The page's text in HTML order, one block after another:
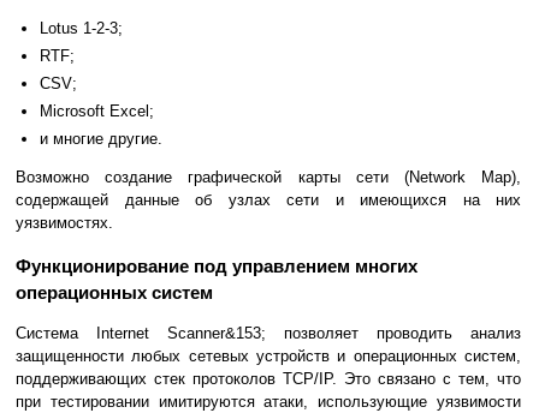
Lotus 1-2-3;
RTF;
CSV;
Microsoft Excel;
и многие другие.
Возможно создание графической карты сети (Network Map),
содержащей данные об узлах сети и имеющихся на них
уязвимостях.
Функционирование под управлением многих
операционных систем
Система Internet Scanner&153; позволяет проводить анализ
защищенности любых сетевых устройств и операционных систем,
поддерживающих стек протоколов TCP/IP. Это связано с тем, что
при тестировании имитируются атаки, использующие уязвимости